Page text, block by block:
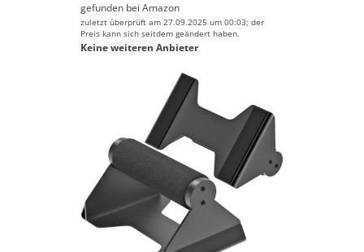
gefunden bei Amazon
zuletzt überprüft am 27.09.2025 um 00:03; der
Preis kann sich seitdem geändert haben.
Keine weiteren Anbieter